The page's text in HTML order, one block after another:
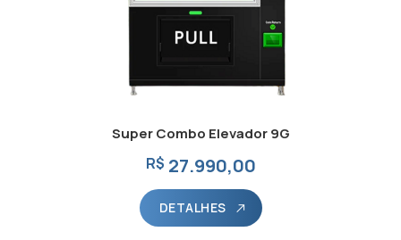
Super Combo Elevador 9G
R$ 27.990,00
DETALHES